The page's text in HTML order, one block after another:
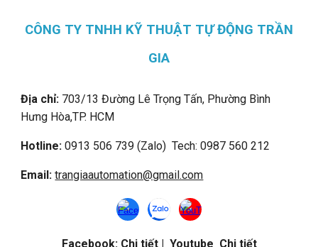
CÔNG TY TNHH KỸ THUẬT TỰ ĐỘNG TRẦN
GIA
Địa chỉ: 703/13 Đường Lê Trọng Tấn, Phường Bình
Hưng Hòa,TP. HCM
Hotline: 0913 506 739 (Zalo) Tech: 0987 560 212
Email:trangiaautomation@gmail.com
Facebook: Chi tiết| Youtube Chi tiết